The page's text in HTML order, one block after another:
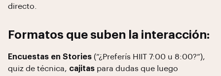
directo.
Formatos que suben la interacción:
Encuestas en Stories (“¿Preferís HIIT 7:00 u 8:00?”),
quiz de técnica, cajitas para dudas que luego